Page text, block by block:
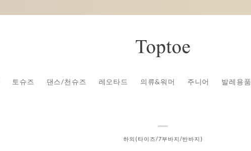
토슈즈 댄스/천슈즈 레오타드 의류&워머 주니어 발레용품
하의(타이즈/7부바지/반바지)